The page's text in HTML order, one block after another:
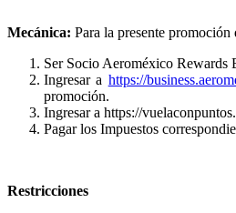
Mecánica: Para la presente promoción
Ser Socio Aeroméxico Rewards
Ingresar a https://
promoción.
Ingresar a https://
Pagar los Impuestos
Restricciones